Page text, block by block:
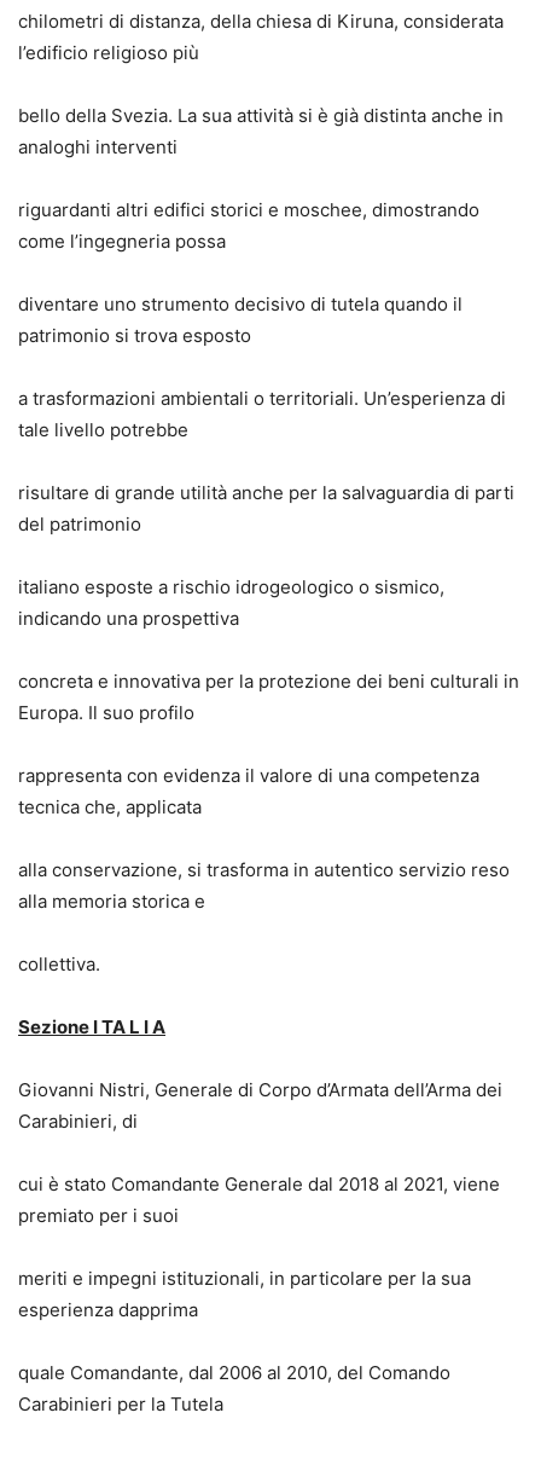
chilometri di distanza, della chiesa di Kiruna, considerata
l’edificio religioso più
bello della Svezia. La sua attività si è già distinta anche in
analoghi interventi
riguardanti altri edifici storici e moschee, dimostrando
come l’ingegneria possa
diventare uno strumento decisivo di tutela quando il
patrimonio si trova esposto
a trasformazioni ambientali o territoriali. Un’esperienza di
tale livello potrebbe
risultare di grande utilità anche per la salvaguardia di parti
del patrimonio
italiano esposte a rischio idrogeologico o sismico,
indicando una prospettiva
concreta e innovativa per la protezione dei beni culturali in
Europa. Il suo profilo
rappresenta con evidenza il valore di una competenza
tecnica che, applicata
alla conservazione, si trasforma in autentico servizio reso
alla memoria storica e
collettiva.
Sezione I TA L I A
Giovanni Nistri, Generale di Corpo d’Armata dell’Arma dei
Carabinieri, di
cui è stato Comandante Generale dal 2018 al 2021, viene
premiato per i suoi
meriti e impegni istituzionali, in particolare per la sua
esperienza dapprima
quale Comandante, dal 2006 al 2010, del Comando
Carabinieri per la Tutela